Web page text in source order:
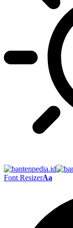
Font ResizerAa